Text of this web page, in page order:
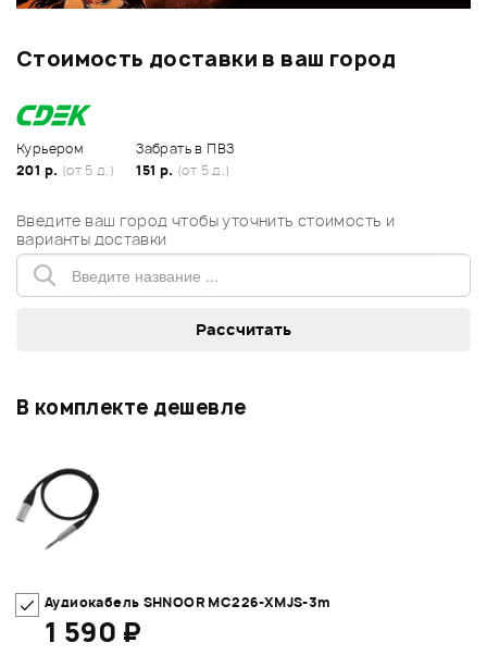
Стоимость доставки в ваш город
Курьером
201 р. (от 5 д.)
Забрать в ПВЗ
151 р. (от 5 д.)
Введите ваш город чтобы уточнить стоимость и
варианты доставки
В комплекте дешевле
Аудиокабель SHNOOR MC226-XMJS-3m
1 590 ₽